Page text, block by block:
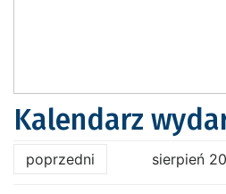
Kalendarz
poprzedni sierpień